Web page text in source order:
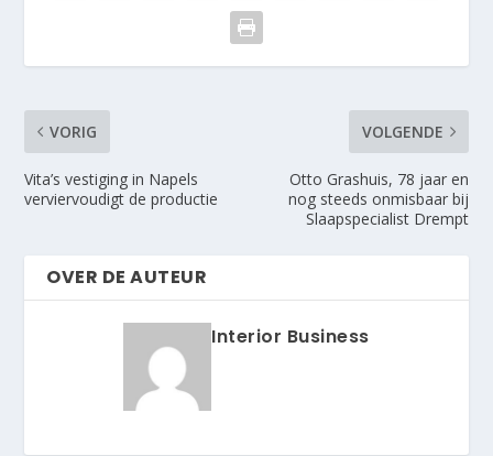
VORIG
Vita’s vestiging in Napels
verviervoudigt de productie
VOLGENDE
Otto Grashuis, 78 jaar en
nog steeds onmisbaar bij
Slaapspecialist Drempt
OVER DE AUTEUR
Interior Business